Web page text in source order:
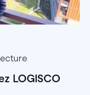
LOGISCO